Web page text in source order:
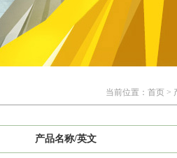
当前位置： 首页 >
产品名称/英文